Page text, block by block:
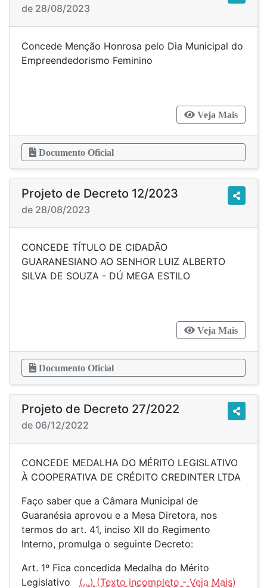
de 28/08/2023
Concede Menção Honrosa pelo Dia Municipal do
Empreendedorismo Feminino
Veja Mais
Documento Oficial
Projeto de Decreto 12/2023
de 28/08/2023
CONCEDE TÍTULO DE CIDADÃO
GUARANESIANO AO SENHOR LUIZ ALBERTO
SILVA DE SOUZA - DÚ MEGA ESTILO
Veja Mais
Documento Oficial
Projeto de Decreto 27/2022
de 06/12/2022
CONCEDE MEDALHA DO MÉRITO LEGISLATIVO
À COOPERATIVA DE CRÉDITO CREDINTER LTDA
Faço saber que a Câmara Municipal de
Guaranésia aprovou e a Mesa Diretora, nos
termos do art. 41, inciso XII do Regimento
Interno, promulga o seguinte Decreto:
Art. 1º Fica concedida Medalha do Mérito
Legislativo (...)